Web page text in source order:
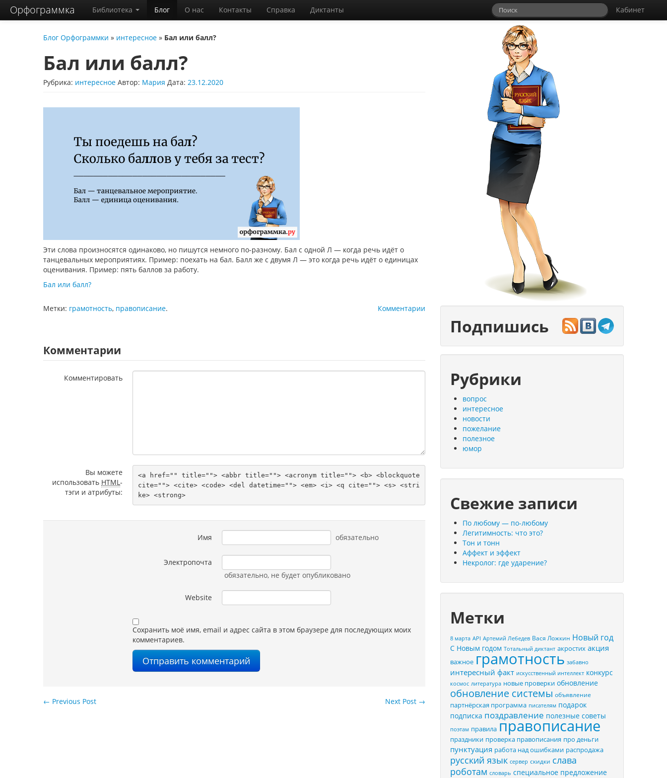
Орфограммка Кабинет
Библиотека Блог О нас Контакты Справка Диктанты
Блог Орфограммки » интересное » Бал или балл?
Бал или балл?
Рубрика: интересное Автор: Мария Дата: 23.12.2020
Эти слова произносятся одинаково, но пишутся немного по-разному. Бал с одной Л — когда речь идёт о
танцевальных мероприятиях. Пример: поехать на бал. Балл же с двумя Л — это когда речь идёт о единицах
оценивания. Пример: пять баллов за работу.
Бал или балл?
Комментарии
Метки: грамотность, правописание.
Комментарии
Комментировать
Вы можете
использовать HTML-
тэги и атрибуты:
<a href="" title=""> <abbr title=""> <acronym title=""> <b> <blockquote
cite=""> <cite> <code> <del datetime=""> <em> <i> <q cite=""> <s> <stri
ke> <strong>
Имя обязательно
Электропочта
обязательно, не будет опубликовано
Website
Сохранить моё имя, email и адрес сайта в этом браузере для последующих моих
комментариев.
Next Post →
← Previous Post
Подпишись
Рубрики
вопрос
интересное
новости
пожелание
полезное
юмор
Свежие записи
По любому — по-любому
Легитимность: что это?
Тон и тонн
Аффект и эффект
Некролог: где ударение?
Метки
8 марта API Артемий Лебедев Вася Ложкин Новый год
С Новым годом Тотальный диктант акростих акция
важное грамотность забавно
интересный факт искусственный интеллект конкурс
космос литература новые проверки обновление
обновление системы объявление
партнёрская программа писателям подарок
подписка поздравление полезные советы
поэтам правила правописание
праздники проверка правописания про деньги
пунктуация работа над ошибками распродажа
русский язык сервер скидки слава
роботам словарь специальное предложение